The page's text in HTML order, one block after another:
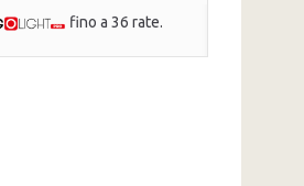
fino a 36 rate.